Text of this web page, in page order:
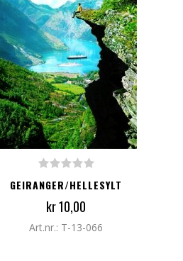
LEGG TIL I HANDLEKURV
GEIRANGER/HELLESYLT
kr 10,00
Art.nr.: T-13-066